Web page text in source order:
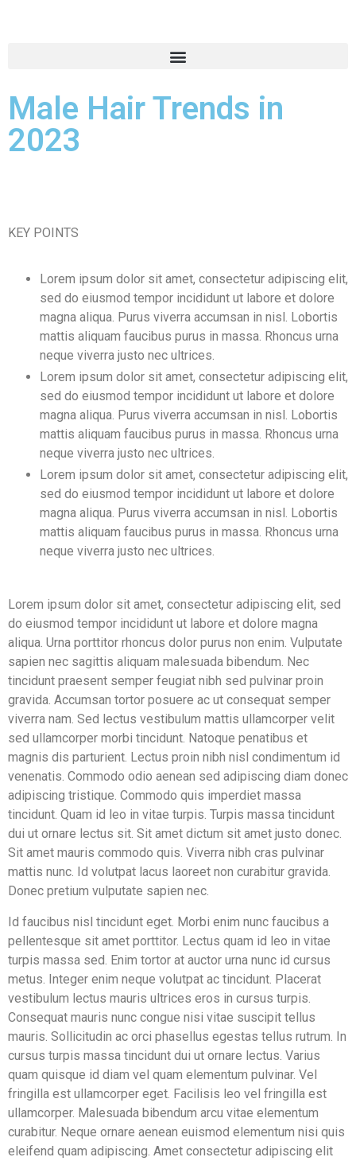
Male Hair Trends in
2023
KEY POINTS
Lorem ipsum dolor sit amet, consectetur adipiscing elit,
sed do eiusmod tempor incididunt ut labore et dolore
magna aliqua. Purus viverra accumsan in nisl. Lobortis
mattis aliquam faucibus purus in massa. Rhoncus urna
neque viverra justo nec ultrices.
Lorem ipsum dolor sit amet, consectetur adipiscing elit,
sed do eiusmod tempor incididunt ut labore et dolore
magna aliqua. Purus viverra accumsan in nisl. Lobortis
mattis aliquam faucibus purus in massa. Rhoncus urna
neque viverra justo nec ultrices.
Lorem ipsum dolor sit amet, consectetur adipiscing elit,
sed do eiusmod tempor incididunt ut labore et dolore
magna aliqua. Purus viverra accumsan in nisl. Lobortis
mattis aliquam faucibus purus in massa. Rhoncus urna
neque viverra justo nec ultrices.
Lorem ipsum dolor sit amet, consectetur adipiscing elit, sed
do eiusmod tempor incididunt ut labore et dolore magna
aliqua. Urna porttitor rhoncus dolor purus non enim. Vulputate
sapien nec sagittis aliquam malesuada bibendum. Nec
tincidunt praesent semper feugiat nibh sed pulvinar proin
gravida. Accumsan tortor posuere ac ut consequat semper
viverra nam. Sed lectus vestibulum mattis ullamcorper velit
sed ullamcorper morbi tincidunt. Natoque penatibus et
magnis dis parturient. Lectus proin nibh nisl condimentum id
venenatis. Commodo odio aenean sed adipiscing diam donec
adipiscing tristique. Commodo quis imperdiet massa
tincidunt. Quam id leo in vitae turpis. Turpis massa tincidunt
dui ut ornare lectus sit. Sit amet dictum sit amet justo donec.
Sit amet mauris commodo quis. Viverra nibh cras pulvinar
mattis nunc. Id volutpat lacus laoreet non curabitur gravida.
Donec pretium vulputate sapien nec.
Id faucibus nisl tincidunt eget. Morbi enim nunc faucibus a
pellentesque sit amet porttitor. Lectus quam id leo in vitae
turpis massa sed. Enim tortor at auctor urna nunc id cursus
metus. Integer enim neque volutpat ac tincidunt. Placerat
vestibulum lectus mauris ultrices eros in cursus turpis.
Consequat mauris nunc congue nisi vitae suscipit tellus
mauris. Sollicitudin ac orci phasellus egestas tellus rutrum. In
cursus turpis massa tincidunt dui ut ornare lectus. Varius
quam quisque id diam vel quam elementum pulvinar. Vel
fringilla est ullamcorper eget. Facilisis leo vel fringilla est
ullamcorper. Malesuada bibendum arcu vitae elementum
curabitur. Neque ornare aenean euismod elementum nisi quis
eleifend quam adipiscing. Amet consectetur adipiscing elit